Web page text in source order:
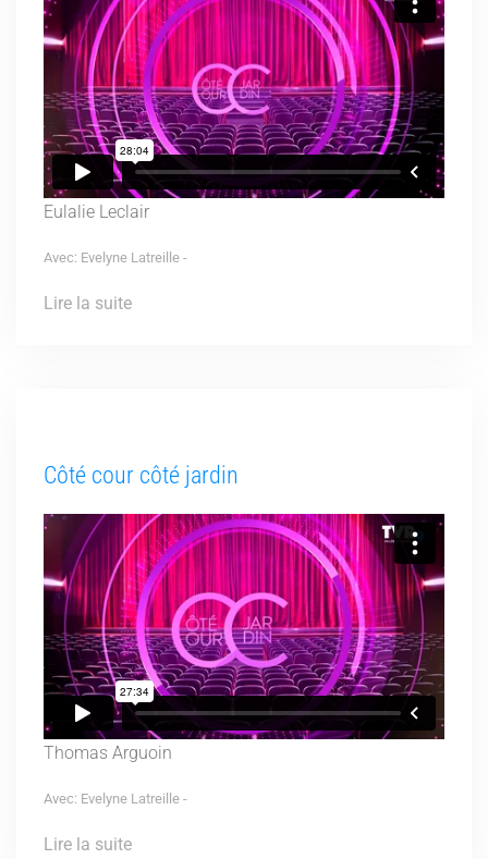
Eulalie Leclair
Avec: Evelyne Latreille -
Lire la suite
Côté cour côté jardin
Thomas Arguoin
Avec: Evelyne Latreille -
Lire la suite